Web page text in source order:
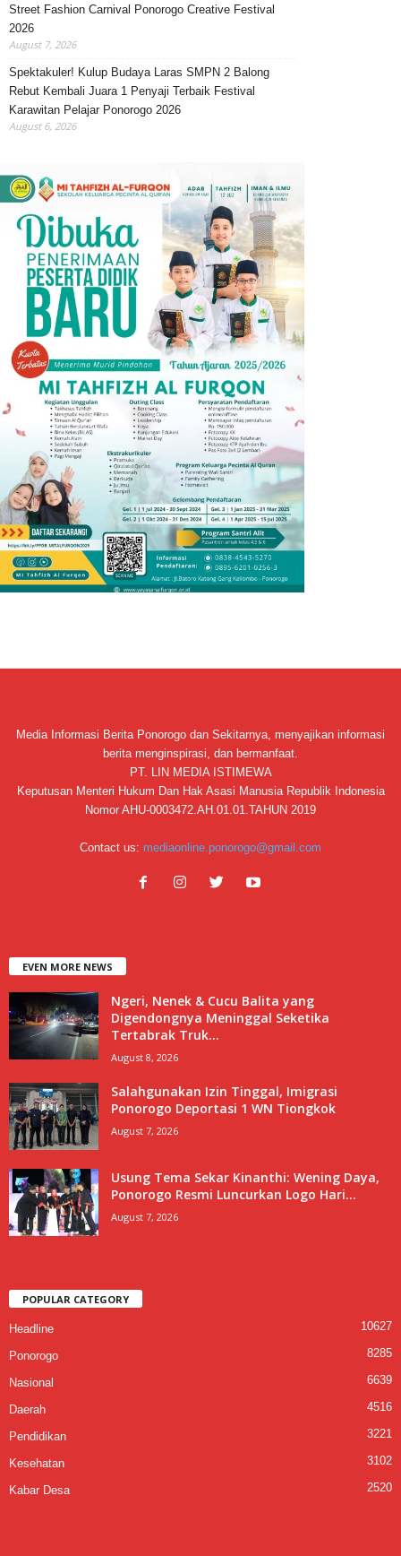
Street Fashion Carnival Ponorogo Creative Festival
2026
August 7, 2026
Spektakuler! Kulup Budaya Laras SMPN 2 Balong
Rebut Kembali Juara 1 Penyaji Terbaik Festival
Karawitan Pelajar Ponorogo 2026
August 6, 2026
Media Informasi Berita Ponorogo dan Sekitarnya, menyajikan informasi
berita menginspirasi, dan bermanfaat.
PT. LIN MEDIA ISTIMEWA
Keputusan Menteri Hukum Dan Hak Asasi Manusia Republik Indonesia
Nomor AHU-0003472.AH.01.01.TAHUN 2019
Contact us: mediaonline.ponorogo@gmail.com
EVEN MORE NEWS
Ngeri, Nenek & Cucu Balita yang
Digendongnya Meninggal Seketika
Tertabrak Truk...
August 8, 2026
Salahgunakan Izin Tinggal, Imigrasi
Ponorogo Deportasi 1 WN Tiongkok
August 7, 2026
Usung Tema Sekar Kinanthi: Wening Daya,
Ponorogo Resmi Luncurkan Logo Hari...
August 7, 2026
POPULAR CATEGORY
Headline 10627
Ponorogo 8285
Nasional 6639
Daerah 4516
Pendidikan 3221
Kesehatan 3102
Kabar Desa 2520